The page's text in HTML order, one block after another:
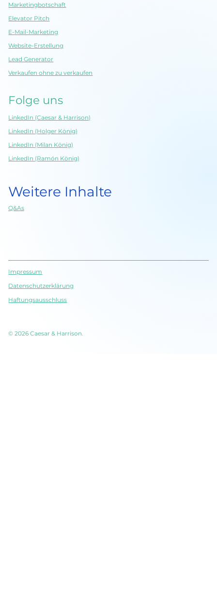
Marketingbotschaft
Elevator Pitch
E-Mail-Marketing
Website-Erstellung
Lead Generator
Verkaufen ohne zu verkaufen
Folge uns
LinkedIn (Caesar & Harrison)
LinkedIn (Holger König)
LinkedIn (Milan König)
LinkedIn (Ramón König)
Weitere Inhalte
Q&As
© 2026 Caesar & Harrison.
Impressum
Datenschutz­erklärung
Haftungsausschluss